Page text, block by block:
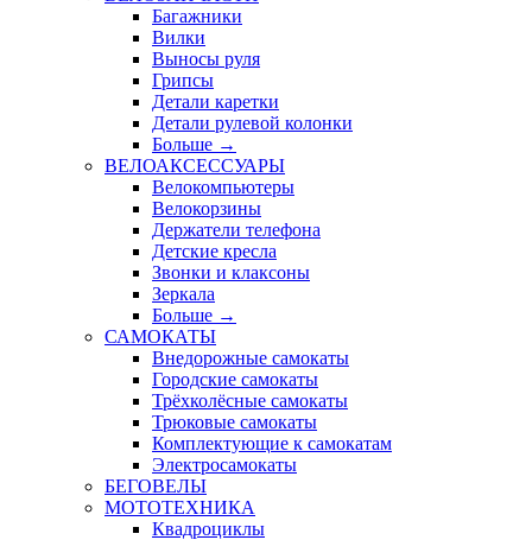
Багажники
Вилки
Выносы руля
Грипсы
Детали каретки
Детали рулевой колонки
Больше →
ВЕЛОАКСЕССУАРЫ
Велокомпьютеры
Велокорзины
Держатели телефона
Детские кресла
Звонки и клаксоны
Зеркала
Больше →
САМОКАТЫ
Внедорожные самокаты
Городские самокаты
Трёхколёсные самокаты
Трюковые самокаты
Комплектующие к самокатам
Электросамокаты
БЕГОВЕЛЫ
МОТОТЕХНИКА
Квадроциклы